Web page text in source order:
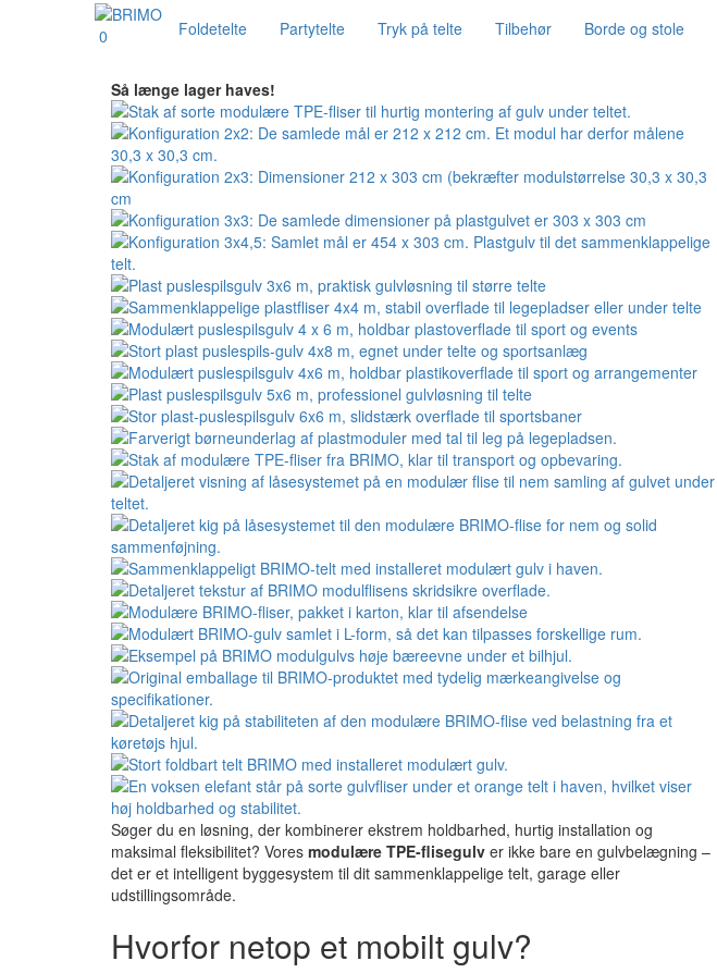
0 Foldetelte Partytelte Tryk på telte Tilbehør Borde og stole
Så længe lager haves!
Søger du en løsning, der kombinerer ekstrem holdbarhed, hurtig installation og
maksimal fleksibilitet? Vores modulære TPE-flisegulv er ikke bare en gulvbelægning –
det er et intelligent byggesystem til dit sammenklappelige telt, garage eller
udstillingsområde.
Hvorfor netop et mobilt gulv?